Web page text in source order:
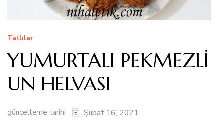
Tatlılar
YUMURTALI PEKMEZLİ
UN HELVASI
güncelleme tarihi Şubat 16, 2021